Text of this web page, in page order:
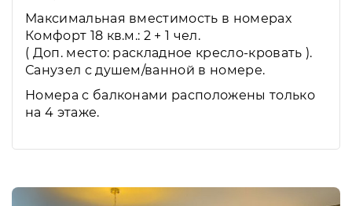
Максимальная вместимость в номерах
Комфорт 18 кв.м.: 2 + 1 чел.
( Доп. место: раскладное кресло-кровать ).
Санузел с душем/ванной в номере.
Номера с балконами расположены только
на 4 этаже.